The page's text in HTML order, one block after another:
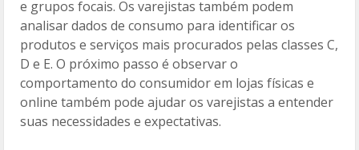
e grupos focais. Os varejistas também podem
analisar dados de consumo para identificar os
produtos e serviços mais procurados pelas classes C,
D e E. O próximo passo é observar o
comportamento do consumidor em lojas físicas e
online também pode ajudar os varejistas a entender
suas necessidades e expectativas.